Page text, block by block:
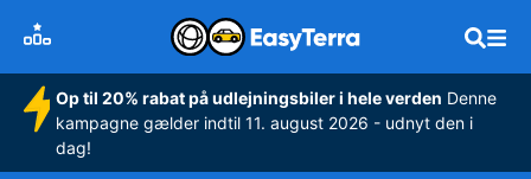
Op til 20% rabat på udlejningsbiler i hele verden Denne
kampagne gælder indtil 11. august 2026 - udnyt den i
dag!